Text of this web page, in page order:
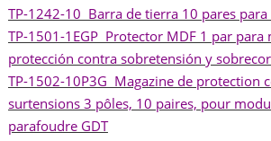
TP-1242-10 Barra de tierra 10 pares para
TP-1501-1EGP Protector MDF 1 par para
protección contra sobretensión y
TP-1502-10P3G Magazine de protection
surtensions 3 pôles, 10 paires, pour
parafoudre GDT